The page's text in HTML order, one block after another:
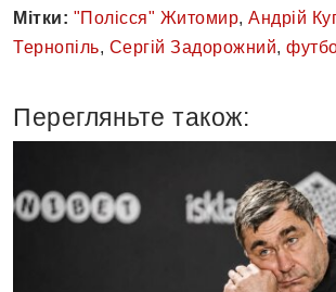
Мітки: "Полісся" Житомир, Андрій
Тернопіль, Сергій Задорожний,
Перегляньте також: